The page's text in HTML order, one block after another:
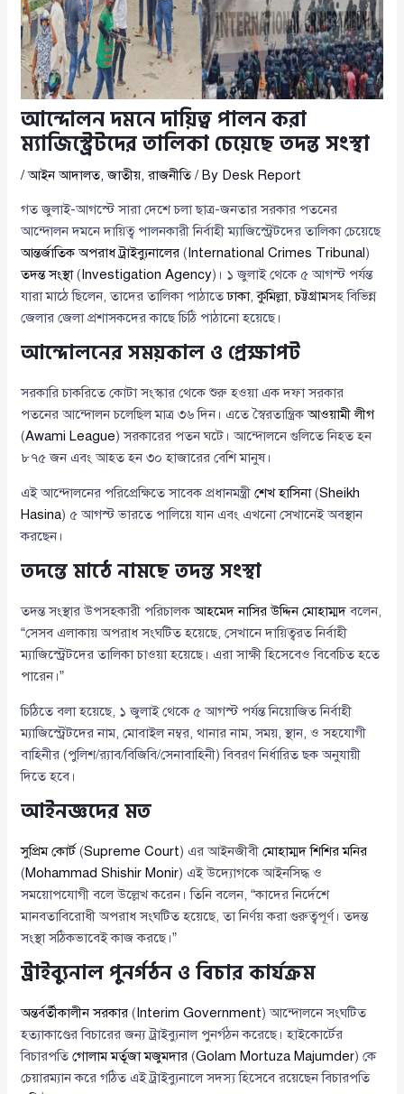
আন্দোলন দমনে দায়িত্ব পালন করা
ম্যাজিস্ট্রেটদের তালিকা চেয়েছে তদন্ত সংস্থা
/আইন আদালত,জাতীয়,রাজনীতি/ By Desk Report
গত জুলাই-আগস্টে সারা দেশে চলা ছাত্র-জনতার সরকার পতনের
আন্দোলন দমনে দায়িত্ব পালনকারী নির্বাহী ম্যাজিস্ট্রেটদের তালিকা চেয়েছে
আন্তর্জাতিক অপরাধ ট্রাইব্যুনালের ( International Crimes Tribunal )
তদন্ত সংস্থা( Investigation Agency)। ১ জুলাই থেকে ৫ আগস্ট পর্যন্ত
যারা মাঠে ছিলেন, তাদের তালিকা পাঠাতেঢাকা,কুমিল্লা,চট্টগ্রামসহ বিভিন্ন
জেলার জেলা প্রশাসকদের কাছে চিঠি পাঠানো হয়েছে।
আন্দোলনের সময়কাল ও প্রেক্ষাপট
সরকারি চাকরিতে কোটা সংস্কার থেকে শুরু হওয়া এক দফা সরকার
পতনের আন্দোলন চলেছিল মাত্র ৩৬ দিন। এতে স্বৈরতান্ত্রিকআওয়ামী লীগ
(Awami League) সরকারের পতন ঘটে। আন্দোলনে গুলিতে নিহত হন
৮৭৫ জন এবং আহত হন ৩০ হাজারের বেশি মানুষ।
এই আন্দোলনের পরিপ্রেক্ষিতে সাবেক প্রধানমন্ত্রীশেখ হাসিনা(Sheikh
Hasina) ৫ আগস্ট ভারতে পালিয়ে যান এবং এখনো সেখানেই অবস্থান
করছেন।
তদন্তে মাঠে নামছে তদন্ত সংস্থা
তদন্ত সংস্থার উপসহকারী পরিচালকআহমেদ নাসির উদ্দিন মোহাম্মদবলেন,
“সেসব এলাকায় অপরাধ সংঘটিত হয়েছে, সেখানে দায়িত্বরত নির্বাহী
ম্যাজিস্ট্রেটদের তালিকা চাওয়া হয়েছে। এরা সাক্ষী হিসেবেও বিবেচিত হতে
পারেন।”
চিঠিতে বলা হয়েছে, ১ জুলাই থেকে ৫ আগস্ট পর্যন্ত নিয়োজিত নির্বাহী
ম্যাজিস্ট্রেটদের নাম, মোবাইল নম্বর, থানার নাম, সময়, স্থান, ও সহযোগী
বাহিনীর (পুলিশ/র‌্যাব/বিজিবি/সেনাবাহিনী) বিবরণ নির্ধারিত ছক অনুযায়ী
দিতে হবে।
আইনজ্ঞদের মত
সুপ্রিম কোর্ট (Supreme Court) এর আইনজীবীমোহাম্মদ শিশির মনির
(Mohammad Shishir Monir) এই উদ্যোগকে আইনসিদ্ধ ও
সময়োপযোগী বলে উল্লেখ করেন। তিনি বলেন, “কাদের নির্দেশে
মানবতাবিরোধী অপরাধ সংঘটিত হয়েছে, তা নির্ণয় করা গুরুত্বপূর্ণ। তদন্ত
সংস্থা সঠিকভাবেই কাজ করছে।”
ট্রাইব্যুনাল পুনর্গঠন ও বিচার কার্যক্রম
অন্তর্বর্তীকালীন সরকার ( Interim Government) আন্দোলনে সংঘটিত
হত্যাকাণ্ডের বিচারের জন্য ট্রাইব্যুনাল পুনর্গঠন করেছে। হাইকোর্টের
বিচারপতিগোলাম মর্তূজা মজুমদার (Golam Mortuza Majumder) কে
চেয়ারম্যান করে গঠিত এই ট্রাইব্যুনালে সদস্য হিসেবে রয়েছেন বিচারপতি